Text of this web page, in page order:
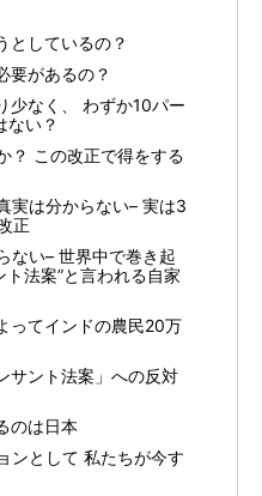
としているの？
要があるの？
少なく、 わずか10パー
ない？
？ この改正で得をする
実は分からない– 実は3
正
ない– 世界中で巻き起
ト法案”と言われる自家
ってインドの農民20万
サント法案」への反対
のは日本
ンとして 私たちが今す